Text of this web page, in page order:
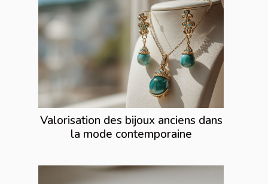
Valorisation des bijoux anciens dans
la mode contemporaine